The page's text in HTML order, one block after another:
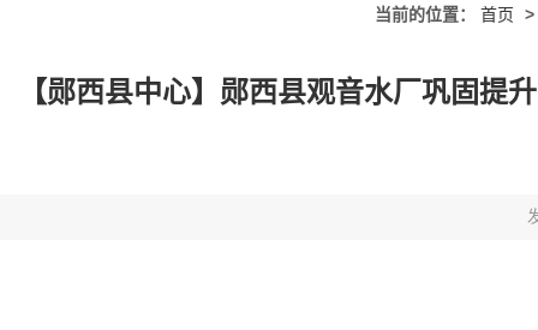
当前的位置： 首页 >
【郧西县中心】郧西县观音水厂巩固提